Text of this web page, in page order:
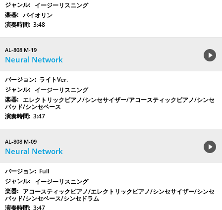
イージーリスニング
バイオリン
3:48
AL-808 M-19
Neural Network
ライトVer.
イージーリスニング
エレクトリックピアノ/シンセサイザー/アコースティックピアノ/シンセ
パッド/シンセベース
3:47
AL-808 M-09
Neural Network
Full
イージーリスニング
アコースティックピアノ/エレクトリックピアノ/シンセサイザー/シンセ
パッド/シンセベース/シンセドラム
3:47